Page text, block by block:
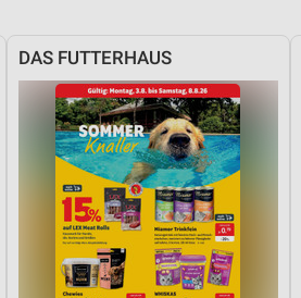
DAS FUTTERHAUS